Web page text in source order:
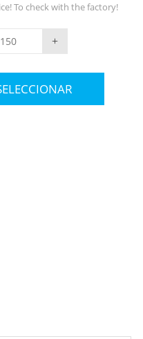
To check with the factory!
+